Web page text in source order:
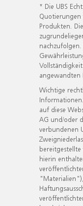
* Die UBS
Quotierungen
Produkten.
angewandten
Wichtige
auf diese
AG und/oder
verbundenen
hierin